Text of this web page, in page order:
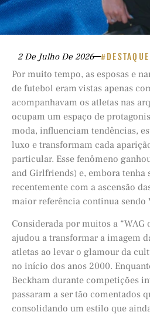
2 De Julho De 2026 #DESTAQUE
Por muito tempo, as esposas e
de futebol eram vistas apenas
acompanhavam os atletas nas
ocupam um espaço de
moda, influenciam tendências,
luxo e transformam cada
particular. Esse fenômeno
and Girlfriends) e, embora tenha
recentemente com a ascensão
maior referência continua sendo
Considerada por muitos a
ajudou a transformar a imagem
atletas ao levar o glamour da
no início dos anos 2000.
Beckham durante competições
passaram a ser tão comentados
consolidando um estilo que